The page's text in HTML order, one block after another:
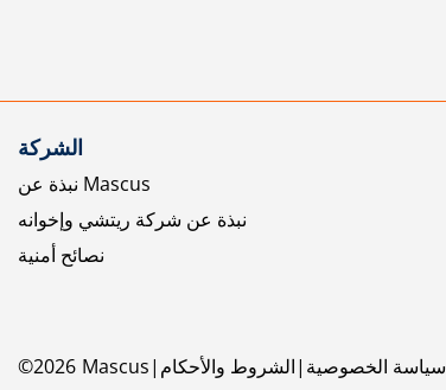
الشركة
نبذة عن Mascus
نبذة عن شركة ريتشي وإخوانه
نصائح أمنية
©2026 Mascus الشروط والأحكام سياسة الخصوصية